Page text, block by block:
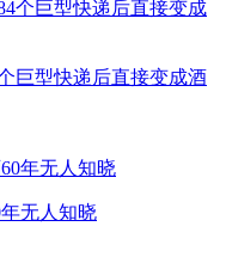
巨型快递后直接变成酒
无人知晓